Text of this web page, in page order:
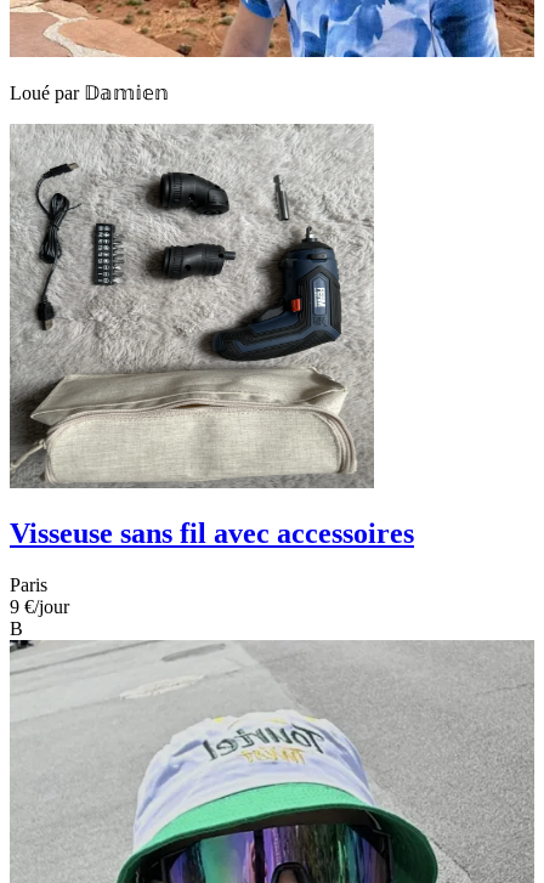
Loué par 𝔻𝕒𝕞𝕚𝕖𝕟
Visseuse sans fil avec accessoires
Paris
9 €/jour
B